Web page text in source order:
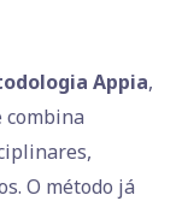
Appia,
combina
O método já